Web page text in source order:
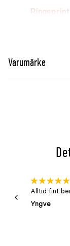
Varumärke
Alltid fint
Yngve